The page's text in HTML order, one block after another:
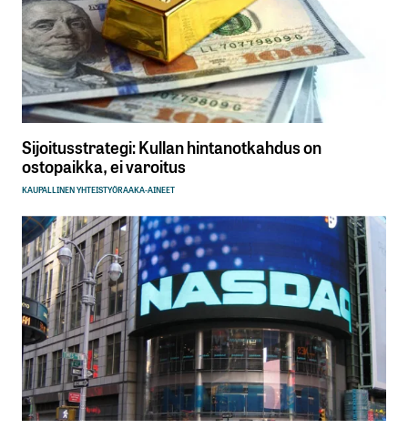
Sijoitusstrategi: Kullan hintanotkahdus on
ostopaikka, ei varoitus
KAUPALLINEN YHTEISTYÖRAAKA-AINEET